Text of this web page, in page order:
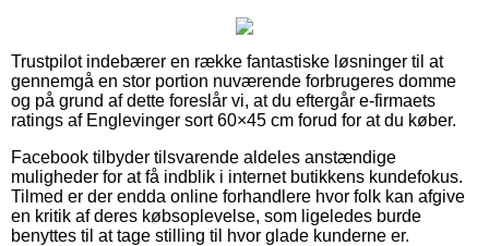
Trustpilot indebærer en række fantastiske løsninger til at
gennemgå en stor portion nuværende forbrugeres domme
og på grund af dette foreslår vi, at du eftergår e-firmaets
ratings af Englevinger sort 60×45 cm forud for at du køber.
Facebook tilbyder tilsvarende aldeles anstændige
muligheder for at få indblik i internet butikkens kundefokus.
Tilmed er der endda online forhandlere hvor folk kan afgive
en kritik af deres købsoplevelse, som ligeledes burde
benyttes til at tage stilling til hvor glade kunderne er.